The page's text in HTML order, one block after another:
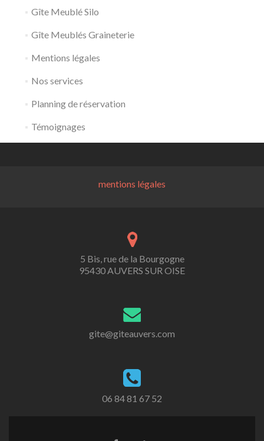
Gîte Meublé Silo
Gîte Meublés Graineterie
Mentions légales
Nos services
Planning de réservation
Témoignages
mentions légales
5 Bis, rue de la Bourgogne
95430 AUVERS SUR OISE
gite@giteauvers.com
06 84 81 67 52